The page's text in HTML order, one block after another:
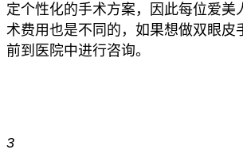
定个性化的手术方案，因此每位爱美
术费用也是不同的，如果想做双眼皮
前到医院中进行咨询。
3